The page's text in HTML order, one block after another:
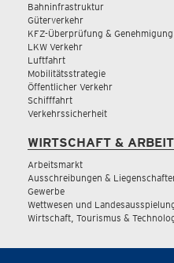
Bahninfrastruktur
Güterverkehr
KFZ-Überprüfung & Genehmigung
LKW Verkehr
Luftfahrt
Mobilitätsstrategie
Öffentlicher Verkehr
Schifffahrt
Verkehrssicherheit
WIRTSCHAFT & ARBEIT
Arbeitsmarkt
Ausschreibungen &
Gewerbe
Wettwesen und
Wirtschaft, Tourismus &